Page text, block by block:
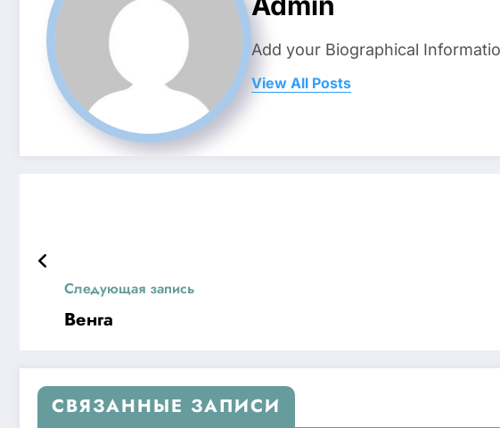
Add your Biographical
View All Posts
Следующая запись
Венга
СВЯЗАННЫЕ ЗАПИСИ